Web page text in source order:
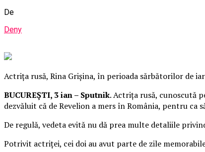
De
Deny
Actrița rusă, Rina Grișina, în perioada sărbătorilor de
BUCUREȘTI, 3 ian – Sputnik. Actrița rusă, cunoscută
dezvăluit că de Revelion a mers în România, pentru
De regulă, vedeta evită nu dă prea multe detaliile
Potrivit actriței, cei doi au avut parte de zile